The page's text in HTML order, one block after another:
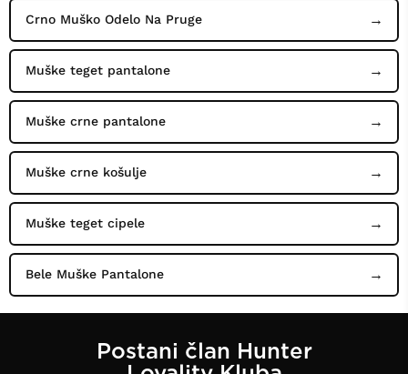
Crno Muško Odelo Na Pruge
Muške teget pantalone
Muške crne pantalone
Muške crne košulje
Muške teget cipele
Bele Muške Pantalone
Postani član Hunter